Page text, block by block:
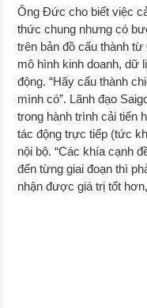
Ông Đức cho biết việc
thức chung nhưng có
trên bản đồ cấu thành
mô hình kinh doanh, dữ
động. “Hãy cấu thành
mình có”. Lãnh đạo
trong hành trình cải tiến
tác động trực tiếp (tức
nội bộ. “Các khía cạnh
đến từng giai đoạn thì
nhận được giá trị tốt